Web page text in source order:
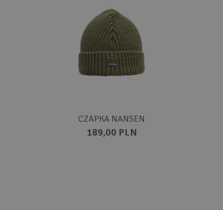
CZAPKA NANSEN
189,00 PLN